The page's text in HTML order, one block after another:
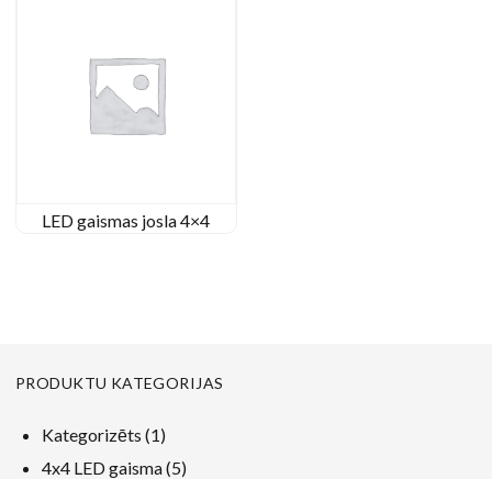
LED gaismas josla 4×4
PRODUKTU KATEGORIJAS
Kategorizēts 11
produkts
4x4 LED gaisma 55